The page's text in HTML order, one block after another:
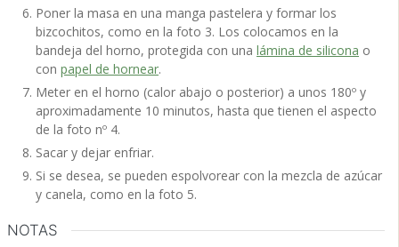
Poner la masa en una manga pastelera y formar los
bizcochitos, como en la foto 3. Los colocamos en la
bandeja del horno, protegida con una lámina de silicona o
con papel de hornear.
Meter en el horno (calor abajo o posterior) a unos 180º y
aproximadamente 10 minutos, hasta que tienen el aspecto
de la foto nº 4.
Sacar y dejar enfriar.
Si se desea, se pueden espolvorear con la mezcla de azúcar
y canela, como en la foto 5.
NOTAS